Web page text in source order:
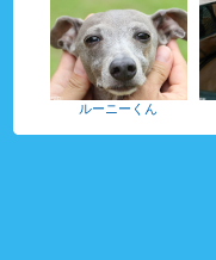
ルーニーくん